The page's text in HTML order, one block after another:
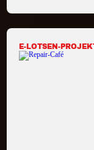
E-LOTSEN-